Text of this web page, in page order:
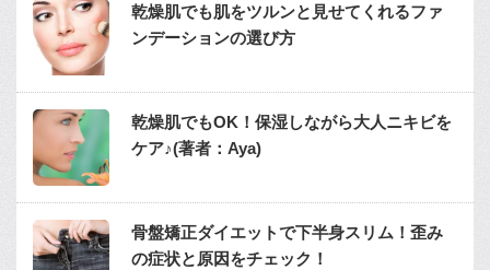
乾燥肌でも肌をツルンと見せてくれるファ
ンデーションの選び方
乾燥肌でもOK！保湿しながら大人ニキビを
ケア♪(著者：Aya)
骨盤矯正ダイエットで下半身スリム！歪み
の症状と原因をチェック！